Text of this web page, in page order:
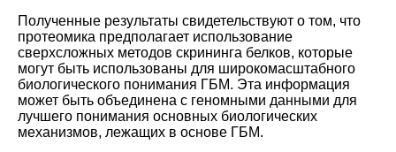
Полученные результаты свидетельствуют о том, что
протеомика предполагает использование
сверхсложных методов скрининга белков, которые
могут быть использованы для широкомасштабного
биологического понимания ГБМ. Эта информация
может быть объединена с геномными данными для
лучшего понимания основных биологических
механизмов, лежащих в основе ГБМ.